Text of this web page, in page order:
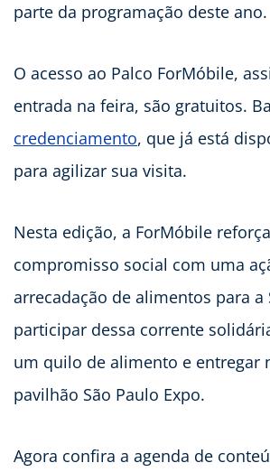
parte da programação deste ano.
O acesso ao Palco ForMóbile,
entrada na feira, são gratuitos.
credenciamento, que já está
para agilizar sua visita.
Nesta edição, a ForMóbile
compromisso social com uma
arrecadação de alimentos para a
participar dessa corrente
um quilo de alimento e entregar
pavilhão São Paulo Expo.
Agora confira a agenda de